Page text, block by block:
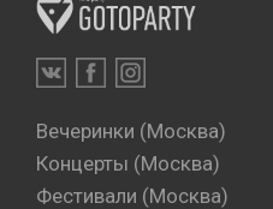
Вечеринки (Москва)
Концерты (Москва)
Фестивали (Москва)